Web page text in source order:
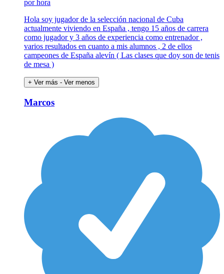
por hora
Hola soy jugador de la selección nacional de Cuba
actualmente viviendo en España , tengo 15 años de carrera
como jugador y 3 años de experiencia como entrenador ,
varios resultados en cuanto a mis alumnos , 2 de ellos
campeones de España alevín ( Las clases que doy son de tenis
de mesa )
+ Ver más - Ver menos
Marcos